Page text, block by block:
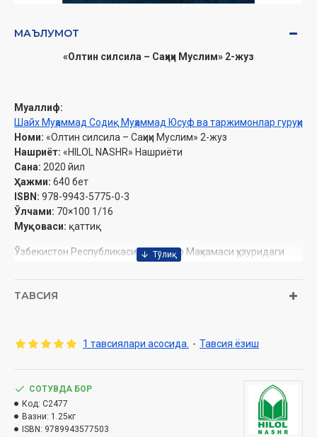
МАЪЛУМОТ
«Олтин силсила – Саҳиҳи Муслим» 2-жуз
Муаллиф:
Шайх Муҳаммад Содиқ Муҳаммад Юсуф ва таржимонлар гуруҳи
Номи: «Олтин силсила – Саҳиҳи Муслим» 2-жуз
Нашриёт: «HILOL NASHR» Нашриёти
Сана: 2020 йил
Ҳажми: 640 бет
ISBN: 978-9943-5775-0-3
Ўлчами: 70×100 1/16
Муқоваси: қаттиқ
Ўзбекистон Республикаси Вазирлар Маҳкамаси ҳузуридаги
1-боб. Набий соллаллоҳу алайҳи васалламнинг
3-боб. Қабрлар устига масжид қуришдан, уларга сурат
солишдан ҳамда қабрларни масжид қилиб олишдан
қайтарилгани ҳақида
ТАВСИЯ
1 тавсиялари асосида. - Тавсия ёзиш
СОТУВДА БОР
Код: C2477
Вазни: 1.25кг
ISBN: 9789943577503